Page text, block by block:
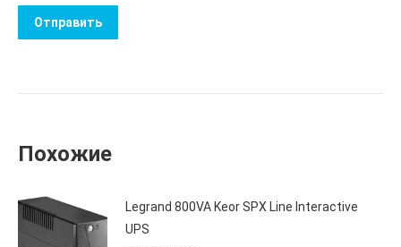
Похожие
Legrand 800VA Keor SPX Line Interactive
UPS